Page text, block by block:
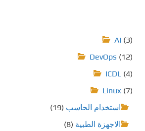
AI (3)
DevOps (12)
ICDL (4)
Linux (7)
استخدام الحاسب (19)
الاجهزة الطبية (8)